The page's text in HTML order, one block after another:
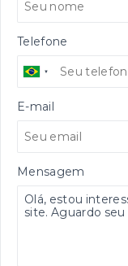
Telefone
E-mail
Mensagem